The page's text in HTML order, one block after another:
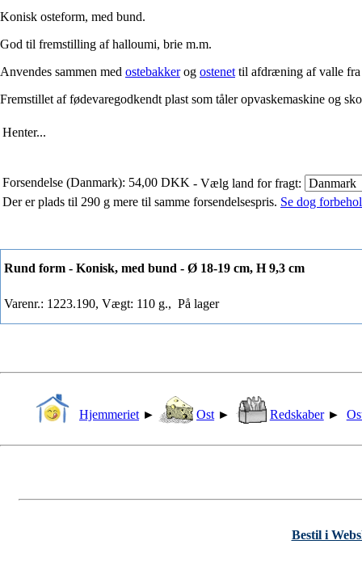
Konisk osteform, med bund.
God til fremstilling af halloumi, brie m.m.
Anvendes sammen med ostebakkerog ostenet til afdræning af valle fra
Fremstillet af fødevaregodkendt plast som tåler opvaskemaskine og
Henter...
Forsendelse (Danmark): 54,00 DKK - Vælg land for fragt:
Der er plads til 290 g mere til samme forsendelsespris. Se dog
Rund form - Konisk, med bund - Ø 18-19 cm, H 9,3 cm
Varenr.: 1223.190, Vægt: 110 g., På lager
Hjemmeriet ► Ost ► Redskaber ►
Bestil i